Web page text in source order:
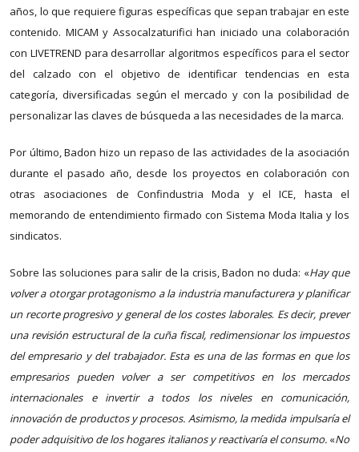
años, lo que requiere figuras específicas que sepan trabajar en este
contenido. MICAM y Assocalzaturifici han iniciado una colaboración
con LIVETREND para desarrollar algoritmos específicos para el sector
del calzado con el objetivo de identificar tendencias en esta
categoría, diversificadas según el mercado y con la posibilidad de
personalizar las claves de búsqueda a las necesidades de la marca.
Por último, Badon hizo un repaso de las actividades de la asociación
durante el pasado año, desde los proyectos en colaboración con
otras asociaciones de Confindustria Moda y el ICE, hasta el
memorando de entendimiento firmado con Sistema Moda Italia y los
sindicatos.
Sobre las soluciones para salir de la crisis, Badon no duda: «Hay que
volver a otorgar protagonismo a la industria manufacturera y planificar
un recorte progresivo y general de los costes laborales. Es decir, prever
una revisión estructural de la cuña fiscal, redimensionar los impuestos
del empresario y del trabajador. Esta es una de las formas en que los
empresarios pueden volver a ser competitivos en los mercados
internacionales e invertir a todos los niveles en comunicación,
innovación de productos y procesos. Asimismo, la medida impulsaría el
poder adquisitivo de los hogares italianos y reactivaría el consumo. «No